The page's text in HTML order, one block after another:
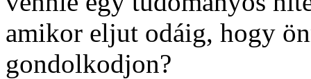
amikor eljut odáig, hogy
gondolkodjon?